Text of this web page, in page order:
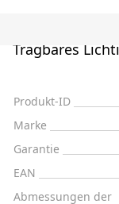
Tragbares
Produkt-ID
Marke
Garantie
EAN
Abmessungen der